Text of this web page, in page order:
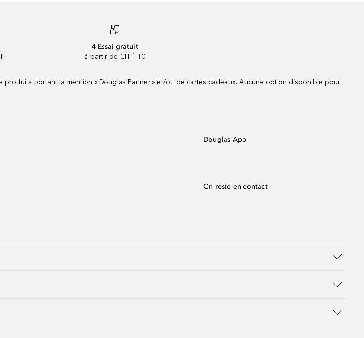
4 Essai gratuit
à partir de CHF¹ 10
portant la mention « Douglas Partner » et/ou de cartes cadeaux. Aucune option disponible pour
Douglas App
On reste en contact